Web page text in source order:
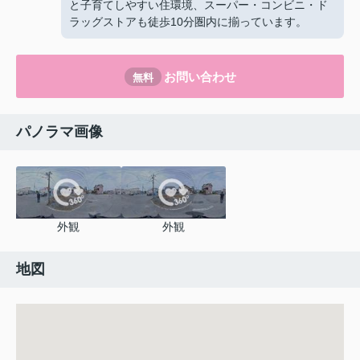
と子育てしやすい住環境、スーパー・コンビニ・ド
ラッグストアも徒歩10分圏内に揃っています。
無料 お問い合わせ
パノラマ画像
外観 外観
地図